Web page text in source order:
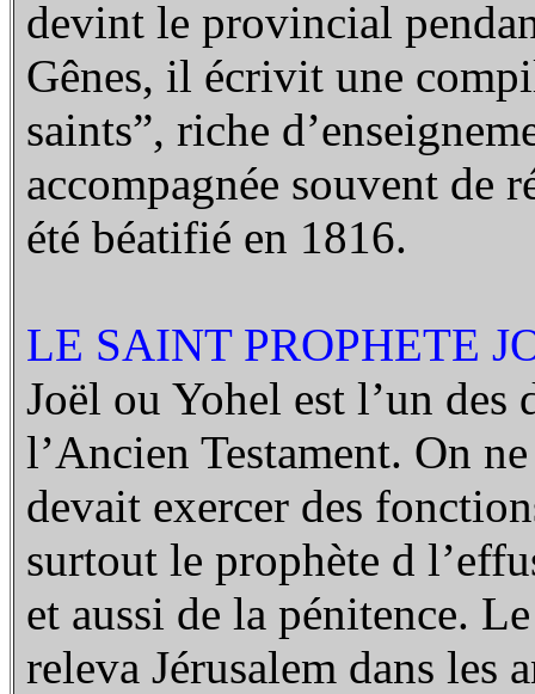
devint le provincial
Gênes, il écrivit une
saints”, riche
accompagnée souvent de
été béatifié en 1816.
LE SAINT PROPHETE
Joël ou Yohel est l’un des
l’Ancien Testament. On
devait exercer des
surtout le prophète d
et aussi de la pénitence.
releva Jérusalem dans les